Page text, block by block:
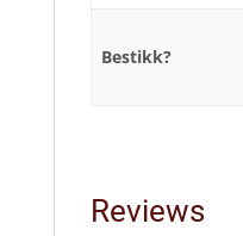
Bestikk?
Reviews